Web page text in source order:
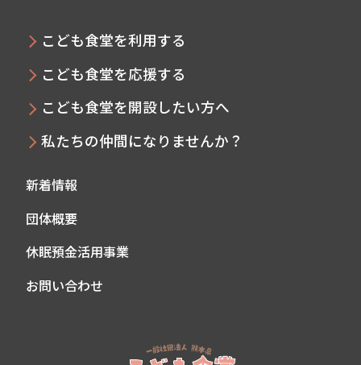
こども食堂を利用する
こども食堂を応援する
こども食堂を開設したい方へ
私たちの仲間になりませんか？
新着情報
団体概要
休眠預金活用事業
お問い合わせ